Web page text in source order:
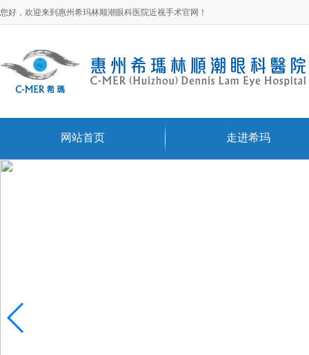
您好，欢迎来到惠州希玛林顺潮眼科医院近视手术官网！
网站首页 走进希玛